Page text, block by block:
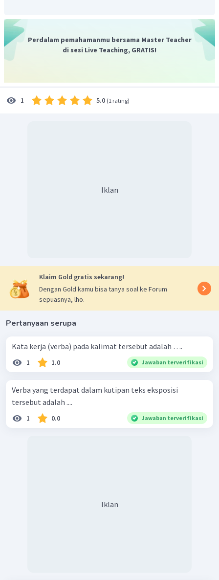
Perdalam pemahamanmu bersama Master Teacher
di sesi Live Teaching, GRATIS!
1 5.0 (1 rating)
Iklan
Klaim Gold gratis sekarang!
Dengan Gold kamu bisa tanya soal ke Forum
sepuasnya, lho.
Pertanyaan serupa
Kata kerja (verba) pada kalimat tersebut adalah ….
1 1.0 Jawaban terverifikasi
Verba yang terdapat dalam kutipan teks eksposisi
tersebut adalah ....
1 0.0 Jawaban terverifikasi
Iklan